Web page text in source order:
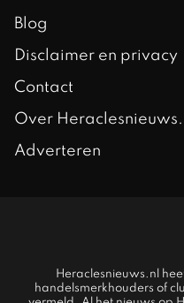
Blog
Disclaimer en privacy
Contact
Over
Adverteren
Heraclesnieuws.nl
handelsmerkhouders of